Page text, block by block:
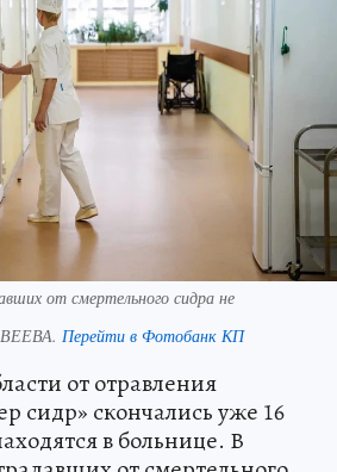
от смертельного сидра не
Перейти в Фотобанк КП
от отравления
сидр» скончались уже 16
в больнице. В